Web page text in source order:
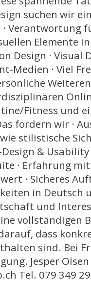
suchen wir
· Verantwortung
Elemente in
Design · Visual
Medien · Viel
Fitness und
fordern wir ·
stilistische
&
· Erfahrung
· Sicheres
in Deutsch
und
vollständigen
dass
sind. Bei
Jesper
Tel. 079 349